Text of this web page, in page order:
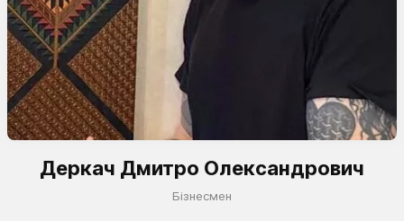
Деркач Дмитро Олександрович
Бізнесмен